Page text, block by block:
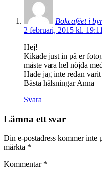
Bokcaféet i
2 februari, 2015 kl. 19:11
Hej!
Kikade just in på er
måste vara hel nöjda
Hade jag inte redan
Bästa hälsningar Anna
Svara
Lämna ett svar
Din e-postadress kommer inte
märkta *
Kommentar *